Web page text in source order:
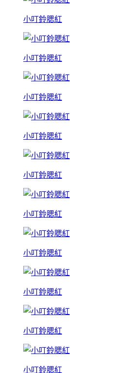
小叮鈴腮紅
小叮鈴腮紅
小叮鈴腮紅
小叮鈴腮紅
小叮鈴腮紅
小叮鈴腮紅
小叮鈴腮紅
小叮鈴腮紅
小叮鈴腮紅
小叮鈴腮紅